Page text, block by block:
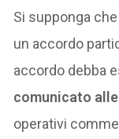
Si supponga
un accordo
accordo debba
comunicato
operativi